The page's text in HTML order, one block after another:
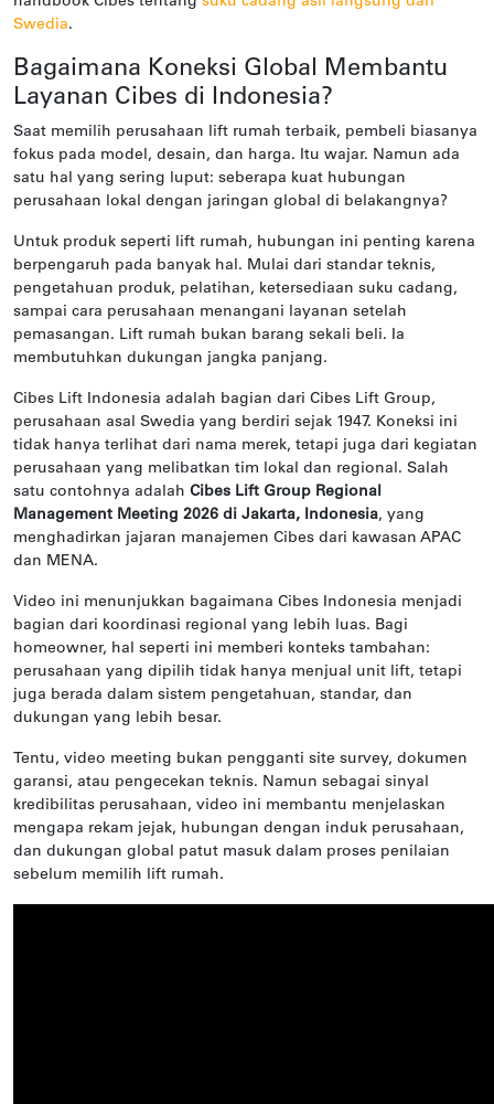
Swedia.
Bagaimana Koneksi Global Membantu
Layanan Cibes di Indonesia?
Saat memilih perusahaan lift rumah terbaik, pembeli biasanya
fokus pada model, desain, dan harga. Itu wajar. Namun ada
satu hal yang sering luput: seberapa kuat hubungan
perusahaan lokal dengan jaringan global di belakangnya?
Untuk produk seperti lift rumah, hubungan ini penting karena
berpengaruh pada banyak hal. Mulai dari standar teknis,
pengetahuan produk, pelatihan, ketersediaan suku cadang,
sampai cara perusahaan menangani layanan setelah
pemasangan. Lift rumah bukan barang sekali beli. Ia
membutuhkan dukungan jangka panjang.
Cibes Lift Indonesia adalah bagian dari Cibes Lift Group,
perusahaan asal Swedia yang berdiri sejak 1947. Koneksi ini
tidak hanya terlihat dari nama merek, tetapi juga dari kegiatan
perusahaan yang melibatkan tim lokal dan regional. Salah
satu contohnya adalah Cibes Lift Group Regional
Management Meeting 2026 di Jakarta, Indonesia, yang
menghadirkan jajaran manajemen Cibes dari kawasan APAC
dan MENA.
Video ini menunjukkan bagaimana Cibes Indonesia menjadi
bagian dari koordinasi regional yang lebih luas. Bagi
homeowner, hal seperti ini memberi konteks tambahan:
perusahaan yang dipilih tidak hanya menjual unit lift, tetapi
juga berada dalam sistem pengetahuan, standar, dan
dukungan yang lebih besar.
Tentu, video meeting bukan pengganti site survey, dokumen
garansi, atau pengecekan teknis. Namun sebagai sinyal
kredibilitas perusahaan, video ini membantu menjelaskan
mengapa rekam jejak, hubungan dengan induk perusahaan,
dan dukungan global patut masuk dalam proses penilaian
sebelum memilih lift rumah.